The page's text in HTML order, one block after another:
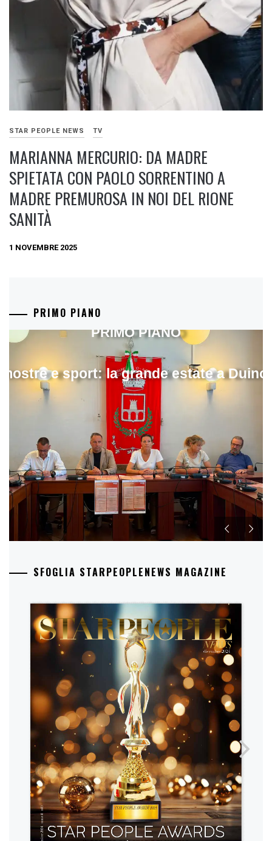
STAR PEOPLE NEWS TV
MARIANNA MERCURIO: DA MADRE
SPIETATA CON PAOLO SORRENTINO A
MADRE PREMUROSA IN NOI DEL RIONE
SANITÀ
1 NOVEMBRE 2025
PRIMO PIANO
e sport: la grande estate a
PRIMO PIANO
SFOGLIA STARPEOPLENEWS MAGAZINE